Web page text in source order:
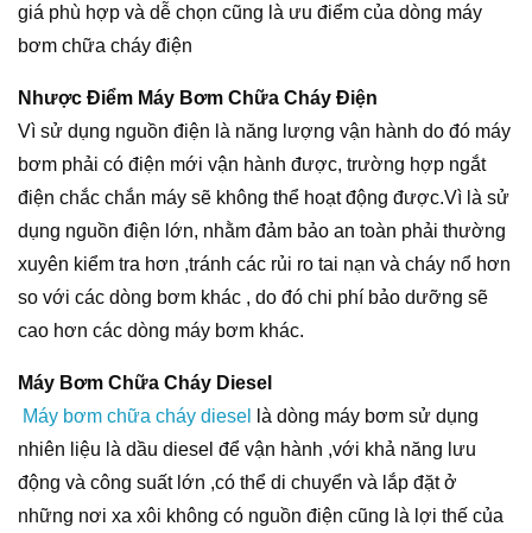
giá phù hợp và dễ chọn cũng là ưu điểm của dòng máy
bơm chữa cháy điện
Nhược Điểm Máy Bơm Chữa Cháy Điện
Vì sử dụng nguồn điện là năng lượng vận hành do đó máy
bơm phải có điện mới vận hành được, trường hợp ngắt
điện chắc chắn máy sẽ không thể hoạt động được.Vì là sử
dụng nguồn điện lớn, nhằm đảm bảo an toàn phải thường
xuyên kiểm tra hơn ,tránh các rủi ro tai nạn và cháy nổ hơn
so với các dòng bơm khác , do đó chi phí bảo dưỡng sẽ
cao hơn các dòng máy bơm khác.
Máy Bơm Chữa Cháy Diesel
Máy bơm chữa cháy diesel
là dòng máy bơm sử dụng
nhiên liệu là dầu diesel để vận hành ,với khả năng lưu
động và công suất lớn ,có thể di chuyển và lắp đặt ở
những nơi xa xôi không có nguồn điện cũng là lợi thế của